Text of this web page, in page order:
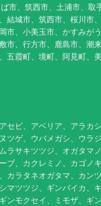
市、筑西市、土浦市、取
結城市、筑西市、桜川市、
市、小美玉市、かすみが
市、行方市、鹿島市、潮
五霞町、境町、阿見町、
セビ、アベリア、アラカ
ツゲ、ウバメガシ、ウラジ
ラサキツツジ、オガタマ
ブ、カクレミノ、カゴノ
カラタネオガタマ、カン
マツツジ、ギンバイカ、
ンモクセイ、ミモザ、ギ